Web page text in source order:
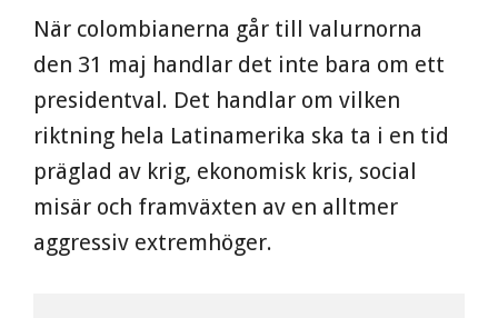
När colombianerna går till valurnorna
den 31 maj handlar det inte bara om ett
presidentval. Det handlar om vilken
riktning hela Latinamerika ska ta i en tid
präglad av krig, ekonomisk kris, social
misär och framväxten av en alltmer
aggressiv extremhöger.